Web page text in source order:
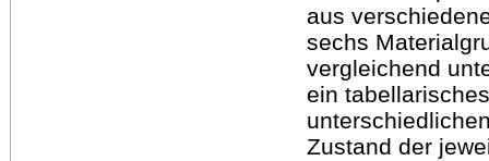
aus
sechs
vergleichend
ein
Zustand der